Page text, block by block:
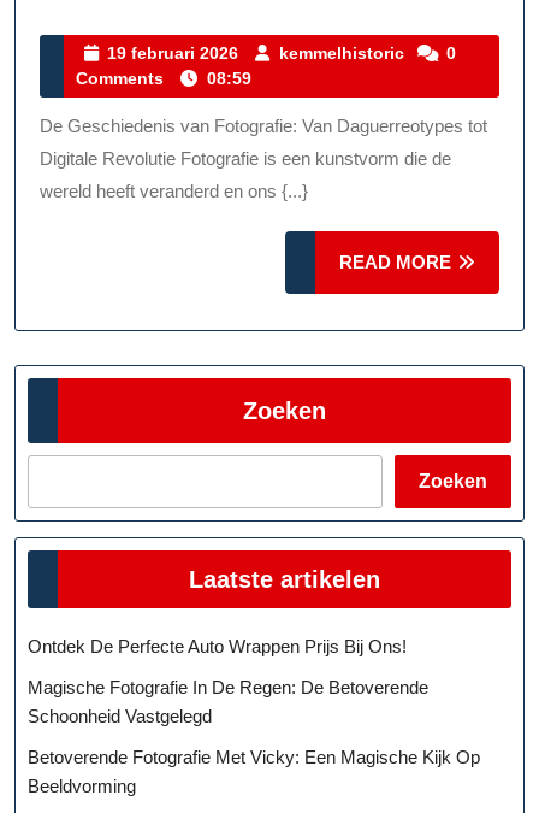
Geschiedenis
Van
Fotografie
19 februari 2026
19
februari
2026
kemmelhistoric kemmelhistoric
0
Comments
08:59
De Geschiedenis van Fotografie: Van Daguerreotypes tot
Digitale Revolutie Fotografie is een kunstvorm die de
wereld heeft veranderd en ons {...}
READ MORE
MORE
Zoeken
Zoeken
Laatste artikelen
Ontdek De Perfecte Auto Wrappen Prijs Bij Ons!
Magische Fotografie In De Regen: De Betoverende
Schoonheid Vastgelegd
Betoverende Fotografie Met Vicky: Een Magische Kijk Op
Beeldvorming